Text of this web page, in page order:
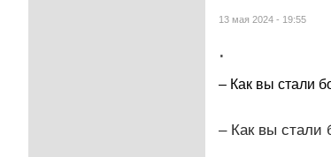
13 мая 2024 - 19:55
.
– Как вы стали
– Как вы стали